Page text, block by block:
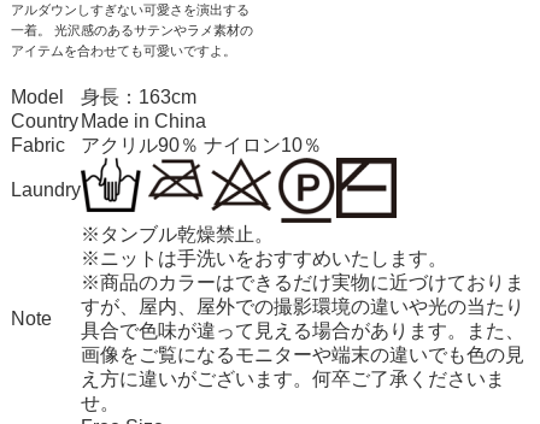
アルダウンしすぎない可愛さを演出する
一着。 光沢感のあるサテンやラメ素材の
アイテムを合わせても可愛いですよ。
Model
身長：163cm
Country Made in China
Fabric
アクリル90％ ナイロン10％
Laundry
Note
※タンブル乾燥禁止。
※ニットは手洗いをおすすめいたします。
※商品のカラーはできるだけ実物に近づけておりま
すが、屋内、屋外での撮影環境の違いや光の当たり
具合で色味が違って見える場合があります。また、
画像をご覧になるモニターや端末の違いでも色の見
え方に違いがございます。何卒ご了承くださいま
せ。